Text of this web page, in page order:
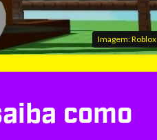
Imagem: Roblox
como